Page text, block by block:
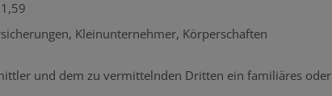
Kleinunternehmer, Körperschaften
und dem zu vermittelnden Dritten ein familiäres oder